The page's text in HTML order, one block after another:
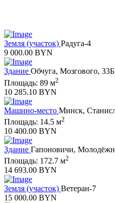
Земля (участок) Радуга-4
9 000.00 BYN
Здание Обчуга, Мозгового, 33Б
Площадь: 89 м2
10 285.10 BYN
Машино-место Минск,
Площадь: 14.5 м2
10 400.00 BYN
Здание Гапоновичи,
Площадь: 172.7 м2
14 693.00 BYN
Земля (участок) Ветеран-7
15 000.00 BYN